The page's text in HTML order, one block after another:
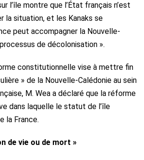
l’île montre que l’État français n’est
la situation, et les Kanaks se
peut accompagner la Nouvelle-
de décolonisation ».
constitutionnelle vise à mettre fin
» de la Nouvelle-Calédonie au sein
M. Wea a déclaré que la réforme
dans laquelle le statut de l’île
la France.
de vie ou de mort »